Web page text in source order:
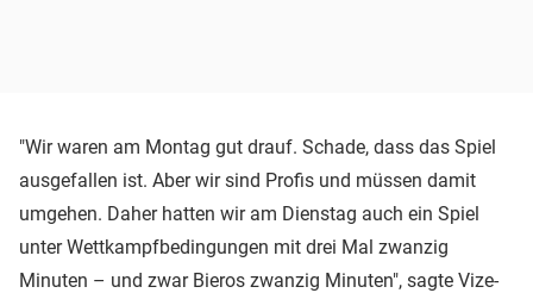
"Wir waren am Montag gut drauf. Schade, dass das Spiel
ausgefallen ist. Aber wir sind Profis und müssen damit
umgehen. Daher hatten wir am Dienstag auch ein Spiel
unter Wettkampfbedingungen mit drei Mal zwanzig
Minuten – und zwar Bieros zwanzig Minuten", sagte Vize-